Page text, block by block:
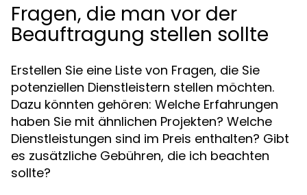
Fragen, die man vor der
Beauftragung stellen sollte
Erstellen Sie eine Liste von Fragen, die Sie
potenziellen Dienstleistern stellen möchten.
Dazu könnten gehören: Welche Erfahrungen
haben Sie mit ähnlichen Projekten? Welche
Dienstleistungen sind im Preis enthalten? Gibt
es zusätzliche Gebühren, die ich beachten
sollte?